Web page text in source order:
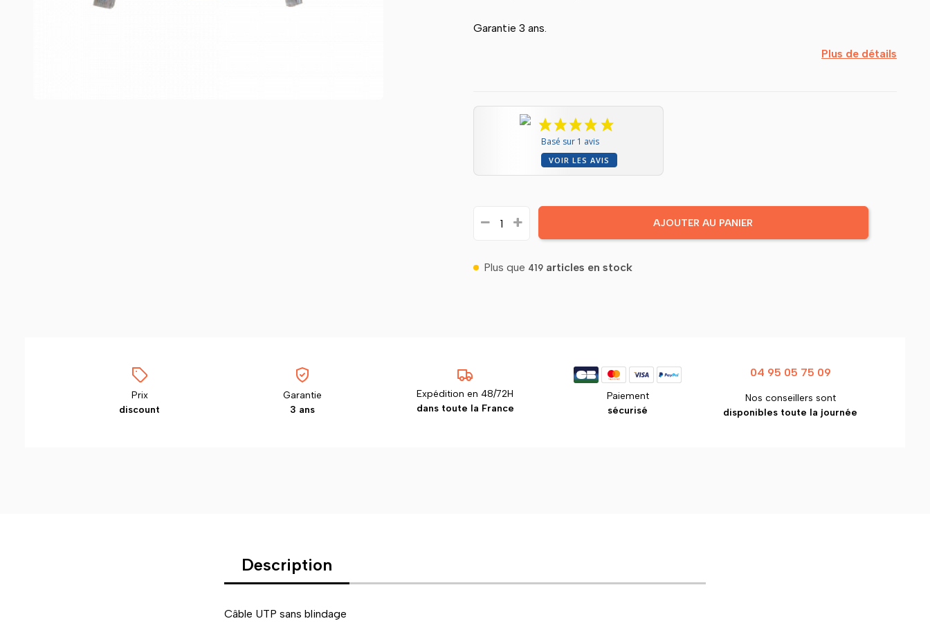
Garantie 3 ans.
Plus de détails
Basé sur 1 avis
VOIR LES AVIS
AJOUTER AU PANIER
Plus que 419 articles en stock
Prix
discount
Garantie
3 ans
Expédition en 48/72H
dans toute la France
Paiement
sécurisé
04 95 05 75 09
Nos conseillers sont
disponibles toute la journée
Description
Câble UTP sans blindage